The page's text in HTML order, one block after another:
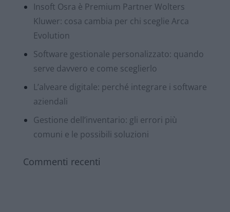
Insoft Osra è Premium Partner Wolters
Kluwer: cosa cambia per chi sceglie Arca
Evolution
Software gestionale personalizzato: quando
serve davvero e come sceglierlo
L’alveare digitale: perché integrare i software
aziendali
Gestione dell’inventario: gli errori più
comuni e le possibili soluzioni
Commenti recenti